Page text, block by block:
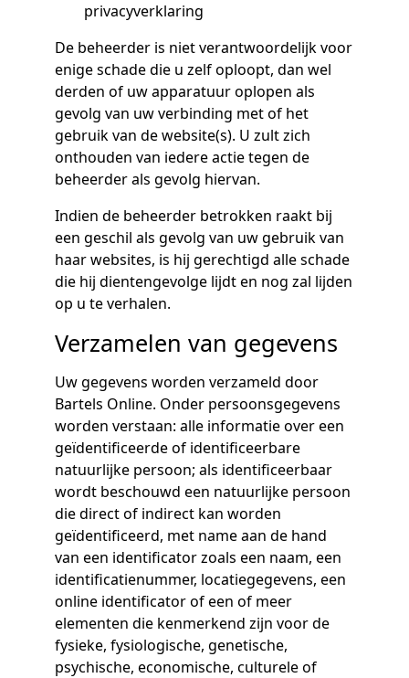
privacyverklaring
De beheerder is niet verantwoordelijk voor
enige schade die u zelf oploopt, dan wel
derden of uw apparatuur oplopen als
gevolg van uw verbinding met of het
gebruik van de website(s). U zult zich
onthouden van iedere actie tegen de
beheerder als gevolg hiervan.
Indien de beheerder betrokken raakt bij
een geschil als gevolg van uw gebruik van
haar websites, is hij gerechtigd alle schade
die hij dientengevolge lijdt en nog zal lijden
op u te verhalen.
Verzamelen van gegevens
Uw gegevens worden verzameld door
Bartels Online. Onder persoonsgegevens
worden verstaan: alle informatie over een
geïdentificeerde of identificeerbare
natuurlijke persoon; als identificeerbaar
wordt beschouwd een natuurlijke persoon
die direct of indirect kan worden
geïdentificeerd, met name aan de hand
van een identificator zoals een naam, een
identificatienummer, locatiegegevens, een
online identificator of een of meer
elementen die kenmerkend zijn voor de
fysieke, fysiologische, genetische,
psychische, economische, culturele of